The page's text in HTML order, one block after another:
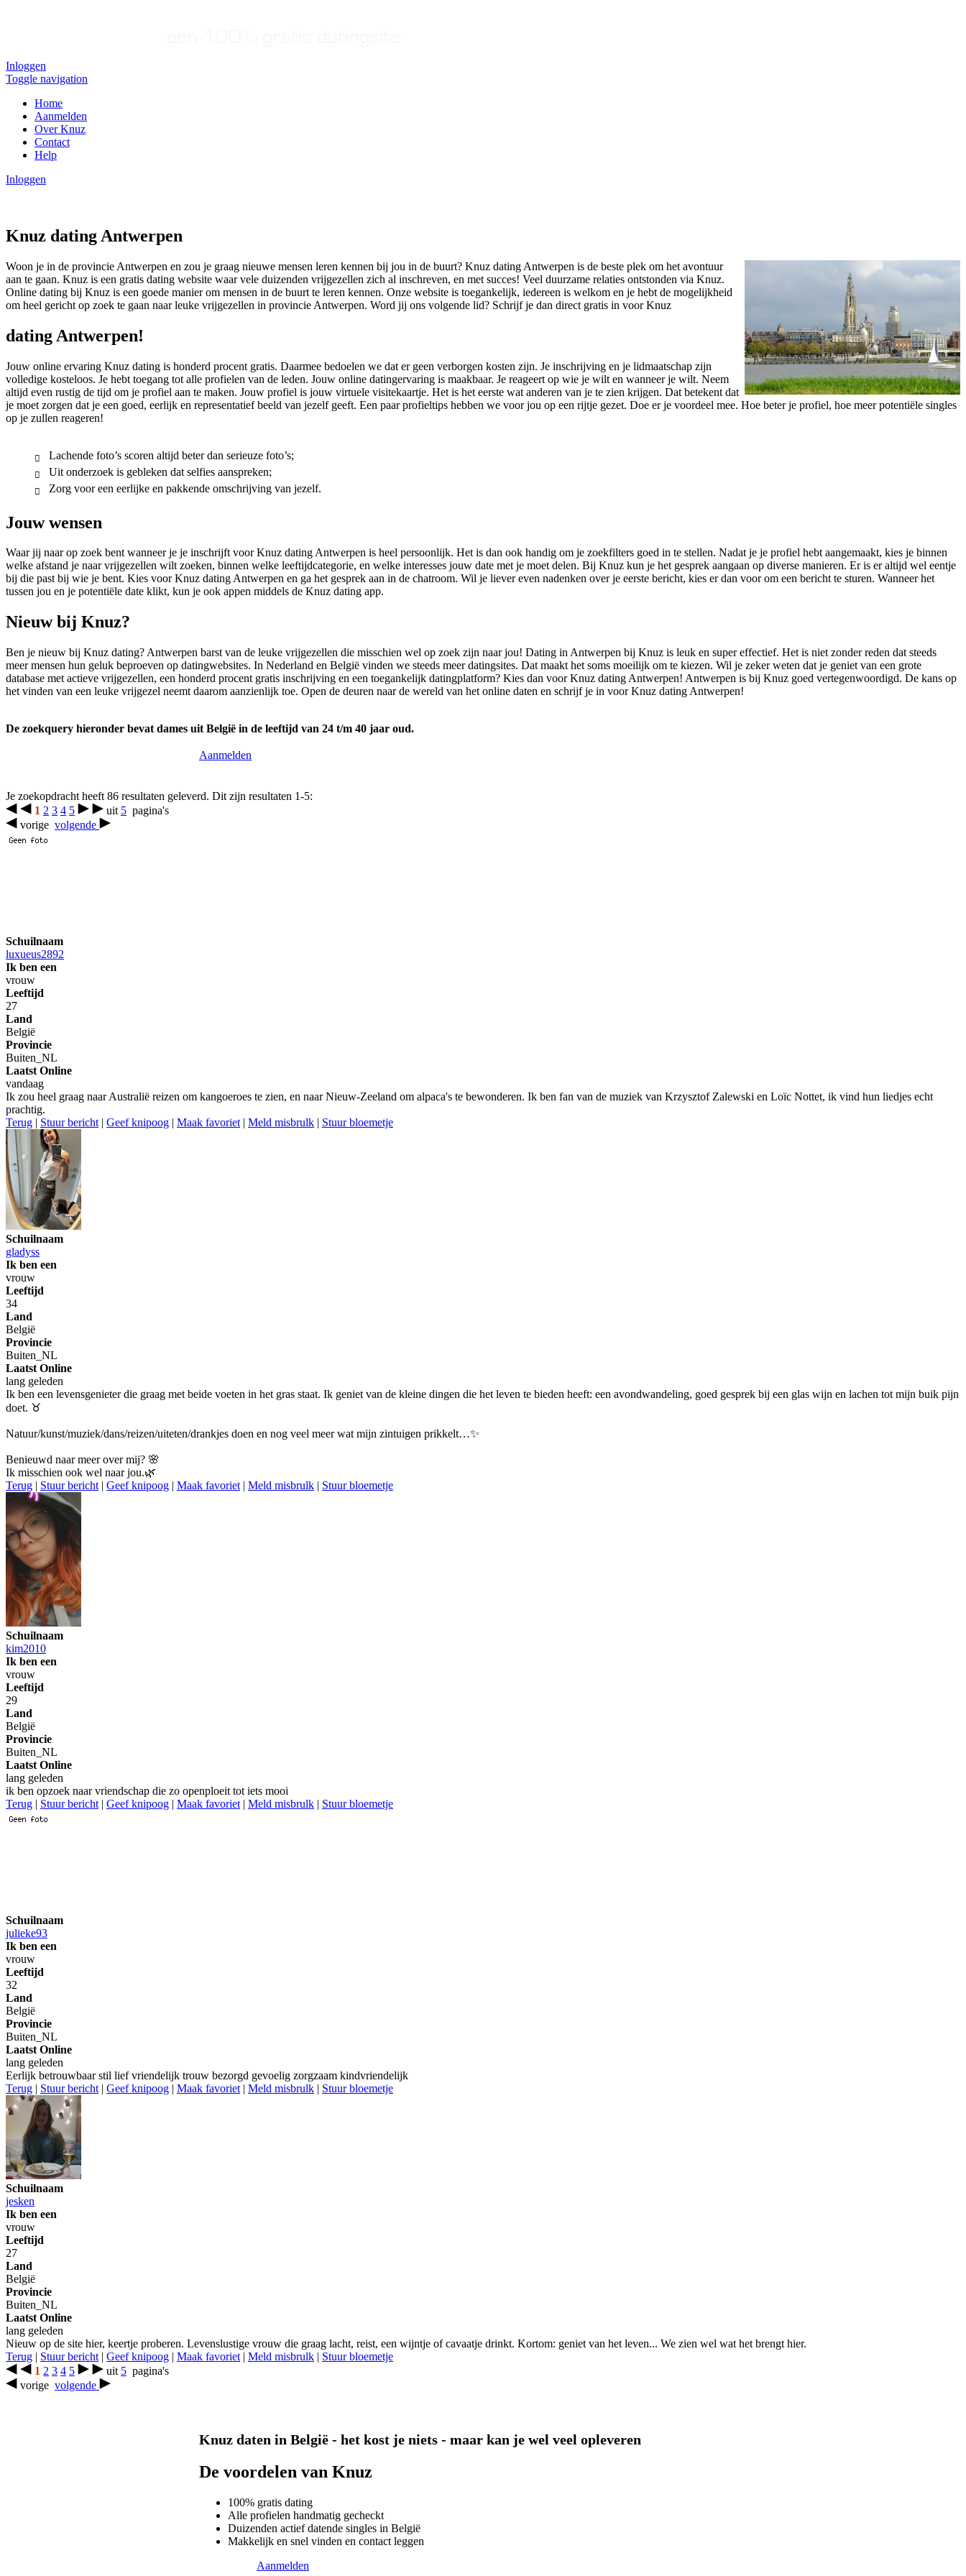
Inloggen
Toggle navigation
Home
Aanmelden
Over Knuz
Contact
Help
Inloggen
Knuz dating Antwerpen
Woon je in de provincie Antwerpen en zou je graag nieuwe mensen leren kennen bij jou in de buurt? Knuz dating Antwerpen is de beste plek om het avontuur
aan te gaan. Knuz is een gratis dating website waar vele duizenden vrijgezellen zich al inschreven, en met succes! Veel duurzame relaties ontstonden via Knuz.
Online dating bij Knuz is een goede manier om mensen in de buurt te leren kennen. Onze website is toegankelijk, iedereen is welkom en je hebt de mogelijkheid
om heel gericht op zoek te gaan naar leuke vrijgezellen in provincie Antwerpen. Word jij ons volgende lid? Schrijf je dan direct gratis in voor Knuz
dating Antwerpen!
Jouw online ervaring Knuz dating is honderd procent gratis. Daarmee bedoelen we dat er geen verborgen kosten zijn. Je inschrijving en je lidmaatschap zijn
volledige kosteloos. Je hebt toegang tot alle profielen van de leden. Jouw online datingervaring is maakbaar. Je reageert op wie je wilt en wanneer je wilt. Neem
altijd even rustig de tijd om je profiel aan te maken. Jouw profiel is jouw virtuele visitekaartje. Het is het eerste wat anderen van je te zien krijgen. Dat betekent dat
je moet zorgen dat je een goed, eerlijk en representatief beeld van jezelf geeft. Een paar profieltips hebben we voor jou op een rijtje gezet. Doe er je voordeel mee. Hoe beter je profiel, hoe meer potentiële singles
op je zullen reageren!
Lachende foto’s scoren altijd beter dan serieuze foto’s;
Uit onderzoek is gebleken dat selfies aanspreken;
Zorg voor een eerlijke en pakkende omschrijving van jezelf.
Jouw wensen
Waar jij naar op zoek bent wanneer je je inschrijft voor Knuz dating Antwerpen is heel persoonlijk. Het is dan ook handig om je zoekfilters goed in te stellen. Nadat je je profiel hebt aangemaakt, kies je binnen
welke afstand je naar vrijgezellen wilt zoeken, binnen welke leeftijdcategorie, en welke interesses jouw date met je moet delen. Bij Knuz kun je het gesprek aangaan op diverse manieren. Er is er altijd wel eentje
bij die past bij wie je bent. Kies voor Knuz dating Antwerpen en ga het gesprek aan in de chatroom. Wil je liever even nadenken over je eerste bericht, kies er dan voor om een bericht te sturen. Wanneer het
tussen jou en je potentiële date klikt, kun je ook appen middels de Knuz dating app.
Nieuw bij Knuz?
Ben je nieuw bij Knuz dating? Antwerpen barst van de leuke vrijgezellen die misschien wel op zoek zijn naar jou! Dating in Antwerpen bij Knuz is leuk en super effectief. Het is niet zonder reden dat steeds
meer mensen hun geluk beproeven op datingwebsites. In Nederland en België vinden we steeds meer datingsites. Dat maakt het soms moeilijk om te kiezen. Wil je zeker weten dat je geniet van een grote
database met actieve vrijgezellen, een honderd procent gratis inschrijving en een toegankelijk datingplatform? Kies dan voor Knuz dating Antwerpen! Antwerpen is bij Knuz goed vertegenwoordigd. De kans op
het vinden van een leuke vrijgezel neemt daarom aanzienlijk toe. Open de deuren naar de wereld van het online daten en schrijf je in voor Knuz dating Antwerpen!
De zoekquery hieronder bevat dames uit België in de leeftijd van 24 t/m 40 jaar oud.
Aanmelden
Je zoekopdracht heeft 86 resultaten geleverd. Dit zijn resultaten 1-5:
1 2 3 4 5 uit 5 pagina's
vorige volgende
Schuilnaam
luxueus2892
Ik ben een
vrouw
Leeftijd
27
Land
België
Provincie
Buiten_NL
Laatst Online
vandaag
Ik zou heel graag naar Australië reizen om kangoeroes te zien, en naar Nieuw-Zeeland om alpaca's te bewonderen. Ik ben fan van de muziek van Krzysztof Zalewski en Loïc Nottet, ik vind hun liedjes echt
prachtig.
Terug | Stuur bericht | Geef knipoog | Maak favoriet | Meld misbrulk | Stuur bloemetje
Schuilnaam
gladyss
Ik ben een
vrouw
Leeftijd
34
Land
België
Provincie
Buiten_NL
Laatst Online
lang geleden
Ik ben een levensgenieter die graag met beide voeten in het gras staat. Ik geniet van de kleine dingen die het leven te bieden heeft: een avondwandeling, goed gesprek bij een glas wijn en lachen tot mijn buik pijn
doet. ♉️
Natuur/kunst/muziek/dans/reizen/uiteten/drankjes doen en nog veel meer wat mijn zintuigen prikkelt…✨
Benieuwd naar meer over mij? 🌸
Ik misschien ook wel naar jou.🌿
Terug | Stuur bericht | Geef knipoog | Maak favoriet | Meld misbrulk | Stuur bloemetje
Schuilnaam
kim2010
Ik ben een
vrouw
Leeftijd
29
Land
België
Provincie
Buiten_NL
Laatst Online
lang geleden
ik ben opzoek naar vriendschap die zo openploeit tot iets mooi
Terug | Stuur bericht | Geef knipoog | Maak favoriet | Meld misbrulk | Stuur bloemetje
Schuilnaam
julieke93
Ik ben een
vrouw
Leeftijd
32
Land
België
Provincie
Buiten_NL
Laatst Online
lang geleden
Eerlijk betrouwbaar stil lief vriendelijk trouw bezorgd gevoelig zorgzaam kindvriendelijk
Terug | Stuur bericht | Geef knipoog | Maak favoriet | Meld misbrulk | Stuur bloemetje
Schuilnaam
jesken
Ik ben een
vrouw
Leeftijd
27
Land
België
Provincie
Buiten_NL
Laatst Online
lang geleden
Nieuw op de site hier, keertje proberen. Levenslustige vrouw die graag lacht, reist, een wijntje of cavaatje drinkt. Kortom: geniet van het leven... We zien wel wat het brengt hier.
Terug | Stuur bericht | Geef knipoog | Maak favoriet | Meld misbrulk | Stuur bloemetje
1 2 3 4 5 uit 5 pagina's
vorige volgende
Knuz daten in België - het kost je niets - maar kan je wel veel opleveren
De voordelen van Knuz
100% gratis dating
Alle profielen handmatig gecheckt
Duizenden actief datende singles in België
Makkelijk en snel vinden en contact leggen
Aanmelden